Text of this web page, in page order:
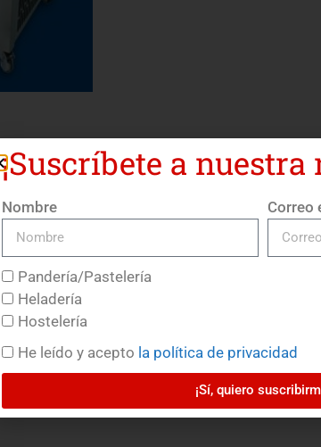
¡Suscríbete a
Nombre Correo
Pandería/Pastelería
Heladería
Hostelería
He leído y acepto la política de privacidad
¡Sí, quiero